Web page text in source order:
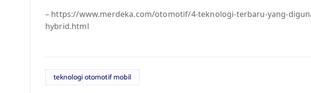
– https://www.merdeka.com/otomotif/4-teknologi-terbaru-yang-
hybrid.html
teknologi otomotif mobil